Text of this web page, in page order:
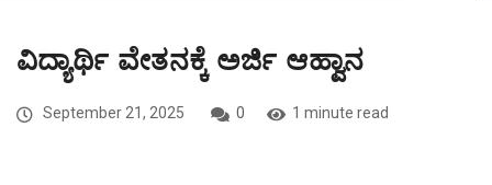
ವಿದ್ಯಾರ್ಥಿ ವೇತನಕ್ಕೆ ಅರ್ಜಿ ಆಹ್ವಾನ
September 21, 2025 0 1 minute read